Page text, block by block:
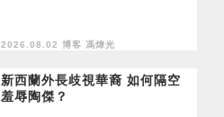
2026.08.02 博客 馮煒光
新西蘭外長歧視華裔 如何隔空
羞辱陶傑？